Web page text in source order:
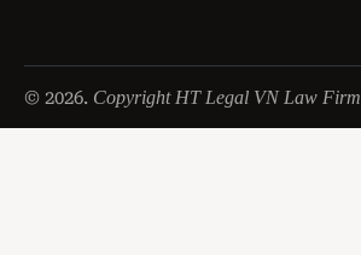
© 2026. Copyright HT Legal VN Law Firm